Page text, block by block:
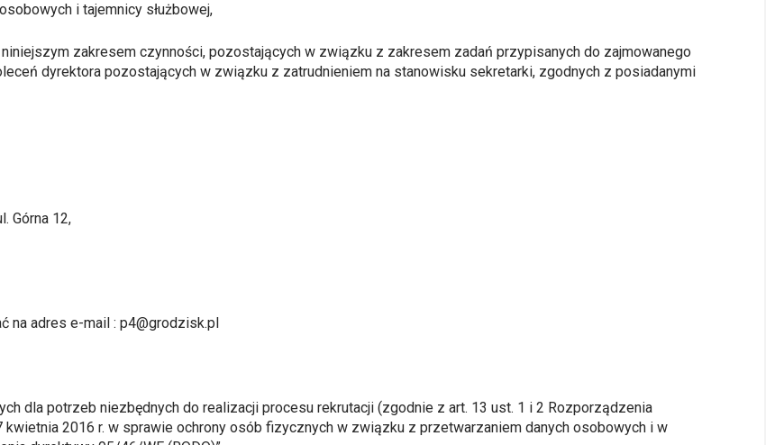
i tajemnicy służbowej,
zakresem czynności, pozostających w związku z zakresem zadań przypisanych do zajmowanego
dyrektora pozostających w związku z zatrudnieniem na stanowisku sekretarki, zgodnych z posiadanymi
Górna 12,
na adres e-mail : p4@grodzisk.pl
dla potrzeb niezbędnych do realizacji procesu rekrutacji (zgodnie z art. 13 ust. 1 i 2 Rozporządzenia
2016 r. w sprawie ochrony osób fizycznych w związku z przetwarzaniem danych osobowych i w